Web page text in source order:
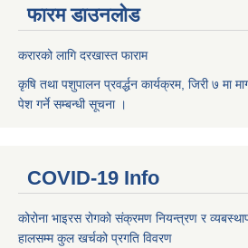
फारम डाउनलोड
करारको लागि दरखास्त फाराम
कृषि तथा पशुपालन प्रवर्द्धन कार्यक्रम, जिरी ७ मा
पेश गर्ने सम्बन्धी सूचना ।
COVID-19 Info
कोरोना भाइरस रोगको संक्रमण नियन्त्रण र
हालसम्म कुल खर्चको प्रगति विवरण